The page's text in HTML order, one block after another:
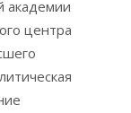
академии
центра